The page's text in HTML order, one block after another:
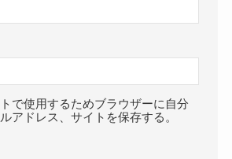
で使用するためブラウザーに自分
アドレス、サイトを保存する。